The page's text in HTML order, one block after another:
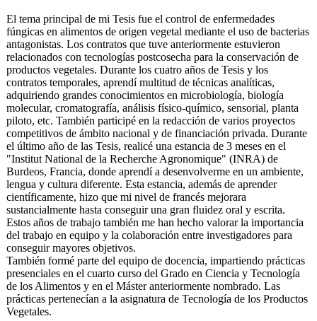
El tema principal de mi Tesis fue el control de enfermedades
fúngicas en alimentos de origen vegetal mediante el uso de bacterias
antagonistas. Los contratos que tuve anteriormente estuvieron
relacionados con tecnologías postcosecha para la conservación de
productos vegetales. Durante los cuatro años de Tesis y los
contratos temporales, aprendí multitud de técnicas analíticas,
adquiriendo grandes conocimientos en microbiología, biología
molecular, cromatografía, análisis físico-químico, sensorial, planta
piloto, etc. También participé en la redacción de varios proyectos
competitivos de ámbito nacional y de financiación privada. Durante
el último año de las Tesis, realicé una estancia de 3 meses en el
"Institut National de la Recherche Agronomique" (INRA) de
Burdeos, Francia, donde aprendí a desenvolverme en un ambiente,
lengua y cultura diferente. Esta estancia, además de aprender
científicamente, hizo que mi nivel de francés mejorara
sustancialmente hasta conseguir una gran fluidez oral y escrita.
Estos años de trabajo también me han hecho valorar la importancia
del trabajo en equipo y la colaboración entre investigadores para
conseguir mayores objetivos.
También formé parte del equipo de docencia, impartiendo prácticas
presenciales en el cuarto curso del Grado en Ciencia y Tecnología
de los Alimentos y en el Máster anteriormente nombrado. Las
prácticas pertenecían a la asignatura de Tecnología de los Productos
Vegetales.